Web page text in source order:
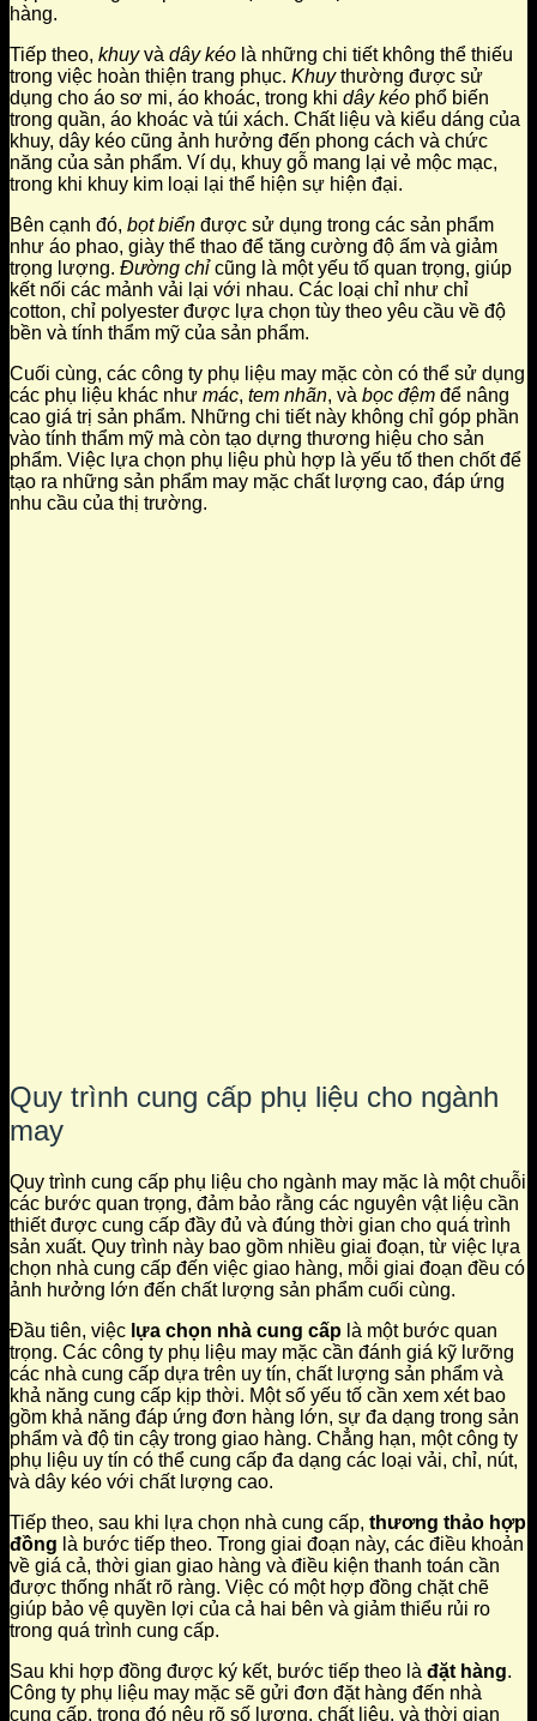
hàng.
Tiếp theo, khuyvà dây kéo là những chi tiết không thể thiếu
trong việc hoàn thiện trang phục. Khuythường được sử
dụng cho áo sơ mi, áo khoác, trong khi dây kéo phổ biến
trong quần, áo khoác và túi xách. Chất liệu và kiểu dáng của
khuy, dây kéo cũng ảnh hưởng đến phong cách và chức
năng của sản phẩm. Ví dụ, khuy gỗ mang lại vẻ mộc mạc,
trong khi khuy kim loại lại thể hiện sự hiện đại.
Bên cạnh đó, bọt biển được sử dụng trong các sản phẩm
như áo phao, giày thể thao để tăng cường độ ấm và giảm
trọng lượng. Đường chỉcũng là một yếu tố quan trọng, giúp
kết nối các mảnh vải lại với nhau. Các loại chỉ như chỉ
cotton, chỉ polyester được lựa chọn tùy theo yêu cầu về độ
bền và tính thẩm mỹ của sản phẩm.
Cuối cùng, các công ty phụ liệu may mặc còn có thể sử dụng
các phụ liệu khác như mác, tem nhãn, và bọc đệm để nâng
cao giá trị sản phẩm. Những chi tiết này không chỉ góp phần
vào tính thẩm mỹ mà còn tạo dựng thương hiệu cho sản
phẩm. Việc lựa chọn phụ liệu phù hợp là yếu tố then chốt để
tạo ra những sản phẩm may mặc chất lượng cao, đáp ứng
nhu cầu của thị trường.
Quy trình cung cấp phụ liệu cho ngành
may
Quy trình cung cấp phụ liệu cho ngành may mặc là một chuỗi
các bước quan trọng, đảm bảo rằng các nguyên vật liệu cần
thiết được cung cấp đầy đủ và đúng thời gian cho quá trình
sản xuất. Quy trình này bao gồm nhiều giai đoạn, từ việc lựa
chọn nhà cung cấp đến việc giao hàng, mỗi giai đoạn đều có
ảnh hưởng lớn đến chất lượng sản phẩm cuối cùng.
Đầu tiên, việc lựa chọn nhà cung cấp là một bước quan
trọng. Các công ty phụ liệu may mặc cần đánh giá kỹ lưỡng
các nhà cung cấp dựa trên uy tín, chất lượng sản phẩm và
khả năng cung cấp kịp thời. Một số yếu tố cần xem xét bao
gồm khả năng đáp ứng đơn hàng lớn, sự đa dạng trong sản
phẩm và độ tin cậy trong giao hàng. Chẳng hạn, một công ty
phụ liệu uy tín có thể cung cấp đa dạng các loại vải, chỉ, nút,
và dây kéo với chất lượng cao.
Tiếp theo, sau khi lựa chọn nhà cung cấp, thương thảo hợp
đồng là bước tiếp theo. Trong giai đoạn này, các điều khoản
về giá cả, thời gian giao hàng và điều kiện thanh toán cần
được thống nhất rõ ràng. Việc có một hợp đồng chặt chẽ
giúp bảo vệ quyền lợi của cả hai bên và giảm thiểu rủi ro
trong quá trình cung cấp.
Sau khi hợp đồng được ký kết, bước tiếp theo là đặt hàng.
Công ty phụ liệu may mặc sẽ gửi đơn đặt hàng đến nhà
cung cấp, trong đó nêu rõ số lượng, chất liệu, và thời gian